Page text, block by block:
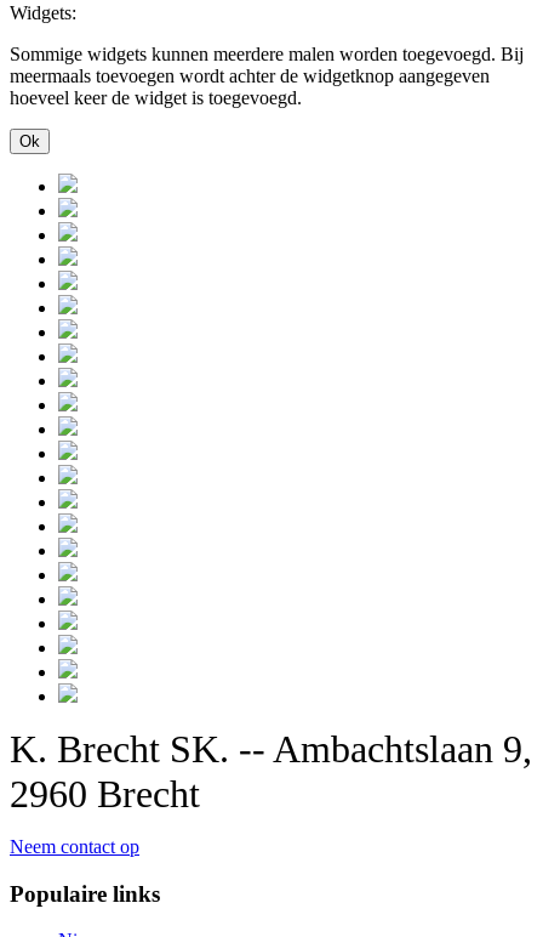
Widgets:
Sommige widgets kunnen meerdere malen worden toegevoegd. Bij
meermaals toevoegen wordt achter de widgetknop aangegeven
hoeveel keer de widget is toegevoegd.
Ok
K. Brecht SK. -- Ambachtslaan 9,
2960 Brecht
Neem contact op
Populaire links